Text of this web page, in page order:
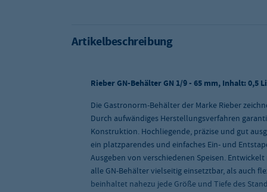
Artikelbeschreibung
Rieber GN-Behälter GN 1/9 - 65 mm, Inhalt: 0,5
Die Gastronorm-Behälter der Marke Rieber
Durch aufwändiges Herstellungsverfahren
Konstruktion. Hochliegende, präzise und gut
ein platzparendes und einfaches Ein- und
Ausgeben von verschiedenen Speisen.
alle GN-Behälter vielseitig einsetztbar, als auch
beinhaltet nahezu jede Größe und Tiefe des